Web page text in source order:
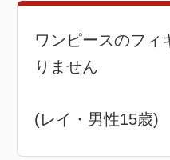
ワンピースのフィ
りません
(レイ・男性15歳)